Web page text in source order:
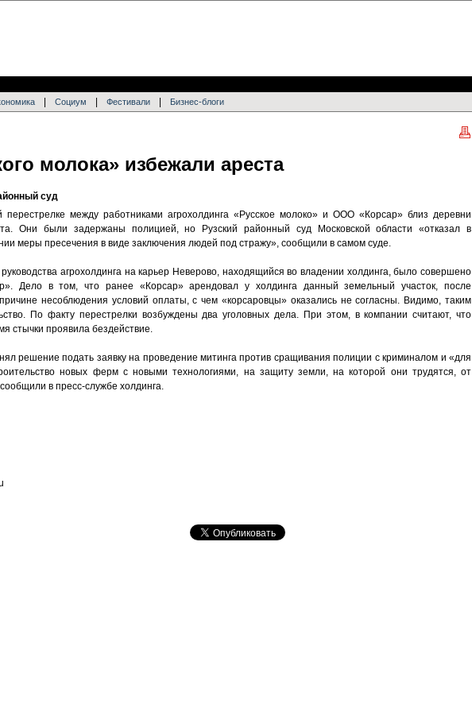
Социум Фестивали Бизнес-блоги
молока» избежали ареста
суд
перестрелке между работниками агрохолдинга «Русское молоко» и ООО «Корсар» близ деревни
Они были задержаны полицией, но Рузский районный суд Московской области «отказал в
меры пресечения в виде заключения людей под стражу», сообщили в самом суде.
агрохолдинга на карьер Неверово, находящийся во владении холдинга, было совершено
Дело в том, что ранее «Корсар» арендовал у холдинга данный земельный участок, после
несоблюдения условий оплаты, с чем «корсаровцы» оказались не согласны. Видимо, таким
По факту перестрелки возбуждены два уголовных дела. При этом, в компании считают, что
стычки проявила бездействие.
решение подать заявку на проведение митинга против сращивания полиции с криминалом и «для
новых ферм с новыми технологиями, на защиту земли, на которой они трудятся, от
в пресс-службе холдинга.